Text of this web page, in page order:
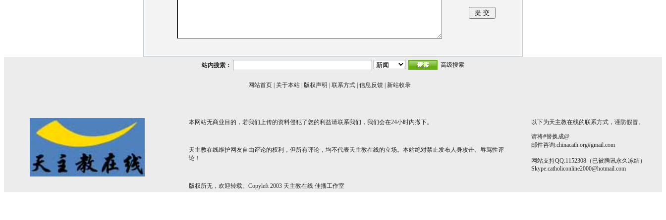
站内搜索： 高级搜索
网站首页 关于本站 版权声明 联系方式 信息反馈 新站收录
本网站无商业目的，若我们上传的资料侵犯了您的利益请联系我们，我们会在24小时内撤下。
天主教在线维护网友自由评论的权利，但所有评论，均不代表天主教在线的立场。本站绝对禁止发布人身攻击、辱骂性评
论！
版权所无，欢迎转载。Copyleft 2003 天主教在线 佳播工作室
以下为天主教在线的联系方式，谨防假冒。
请将#替换成@
邮件咨询:chinacath.org#gmail.com
网站支持QQ:1152308（已被腾讯永久冻结）
Skype:catholiconline2000@hotmail.com